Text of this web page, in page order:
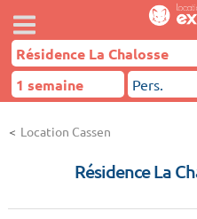
Location Cassen
Résidence La